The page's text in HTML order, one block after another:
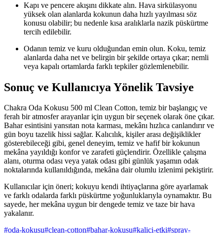
Kapı ve pencere akışını dikkate alın. Hava sirkülasyonu
yüksek olan alanlarda kokunun daha hızlı yayılması söz
konusu olabilir; bu nedenle kısa aralıklarla nazik püskürtme
tercih edilebilir.
Odanın temiz ve kuru olduğundan emin olun. Koku, temiz
alanlarda daha net ve belirgin bir şekilde ortaya çıkar; nemli
veya kapalı ortamlarda farklı tepkiler gözlemlenebilir.
Sonuç ve Kullanıcıya Yönelik Tavsiye
Chakra Oda Kokusu 500 ml Clean Cotton, temiz bir başlangıç ve
ferah bir atmosfer arayanlar için uygun bir seçenek olarak öne çıkar.
Bahar esintisini yansıtan nota karması, mekânı hızlıca canlandırır ve
gün boyu tazelik hissi sağlar. Kalıcılık, kişiler arası değişiklikler
gösterebileceği gibi, genel deneyim, temiz ve hafif bir kokunun
mekâna yayıldığı konfor ve zarafeti güçlendirir. Özellikle çalışma
alanı, oturma odası veya yatak odası gibi günlük yaşamın odak
noktalarında kullanıldığında, mekâna dair olumlu izlenimi pekiştirir.
Kullanıcılar için öneri; kokuyu kendi ihtiyaçlarına göre ayarlamak
ve farklı odalarda farklı püskürtme yoğunluklarıyla oynamaktır. Bu
sayede, her mekâna uygun bir dengede temiz ve taze bir hava
yakalanır.
#oda-kokusu#clean-cotton#bahar-kokusu#kalici-etki#spray-